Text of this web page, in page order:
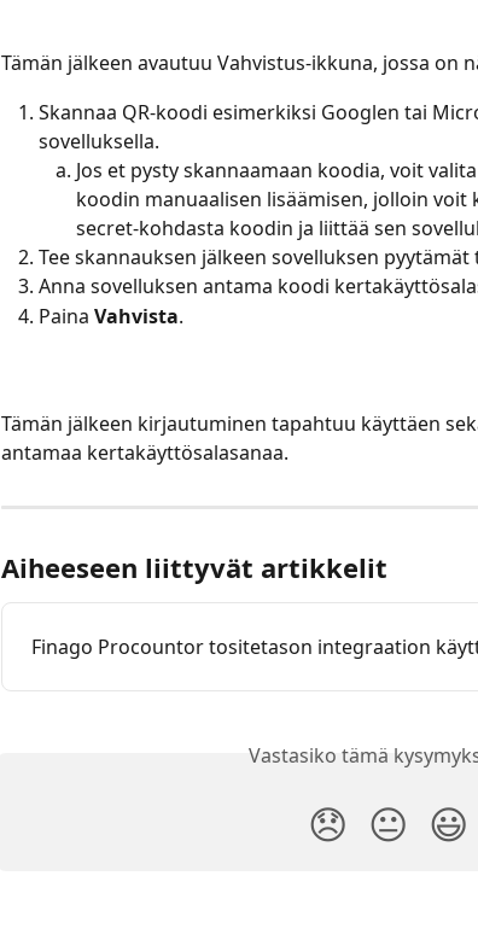
Tämän jälkeen avautuu Vahvistus-ikkuna, jossa on
Skannaa QR-koodi esimerkiksi Googlen tai
sovelluksella.
Jos et pysty skannaamaan koodia, voit
koodin manuaalisen lisäämisen, jolloin voit
secret-kohdasta koodin ja liittää sen
Tee skannauksen jälkeen sovelluksen
Anna sovelluksen antama koodi
Paina Vahvista.
Tämän jälkeen kirjautuminen tapahtuu käyttäen
antamaa kertakäyttösalasanaa.
Aiheeseen liittyvät artikkelit
Finago Procountor tositetason integraation
Vastasiko tämä
😞 😐 😃